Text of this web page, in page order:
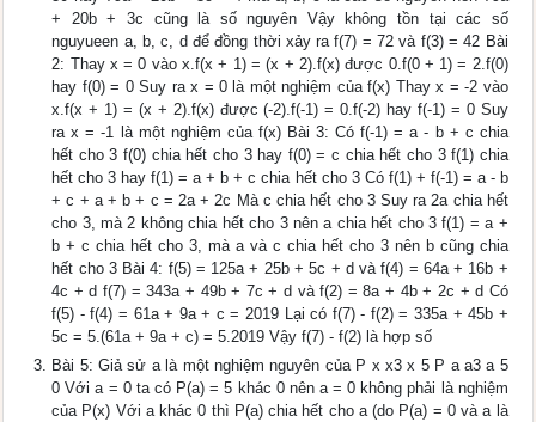
+ 20b + 3c cũng là số nguyên Vậy không tồn tại các số
nguyueen a, b, c, d để đồng thời xảy ra f(7) = 72 và f(3) = 42 Bài
2: Thay x = 0 vào x.f(x + 1) = (x + 2).f(x) được 0.f(0 + 1) = 2.f(0)
hay f(0) = 0 Suy ra x = 0 là một nghiệm của f(x) Thay x = -2 vào
x.f(x + 1) = (x + 2).f(x) được (-2).f(-1) = 0.f(-2) hay f(-1) = 0 Suy
ra x = -1 là một nghiệm của f(x) Bài 3: Có f(-1) = a - b + c chia
hết cho 3 f(0) chia hết cho 3 hay f(0) = c chia hết cho 3 f(1) chia
hết cho 3 hay f(1) = a + b + c chia hết cho 3 Có f(1) + f(-1) = a - b
+ c + a + b + c = 2a + 2c Mà c chia hết cho 3 Suy ra 2a chia hết
cho 3, mà 2 không chia hết cho 3 nên a chia hết cho 3 f(1) = a +
b + c chia hết cho 3, mà a và c chia hết cho 3 nên b cũng chia
hết cho 3 Bài 4: f(5) = 125a + 25b + 5c + d và f(4) = 64a + 16b +
4c + d f(7) = 343a + 49b + 7c + d và f(2) = 8a + 4b + 2c + d Có
f(5) - f(4) = 61a + 9a + c = 2019 Lại có f(7) - f(2) = 335a + 45b +
5c = 5.(61a + 9a + c) = 5.2019 Vậy f(7) - f(2) là hợp số
Bài 5: Giả sử a là một nghiệm nguyên của P x x3 x 5 P a a3 a 5
0 Với a = 0 ta có P(a) = 5 khác 0 nên a = 0 không phải là nghiệm
của P(x) Với a khác 0 thì P(a) chia hết cho a (do P(a) = 0 và a là